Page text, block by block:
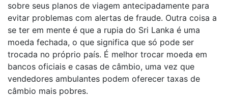
sobre seus planos de viagem antecipadamente para
evitar problemas com alertas de fraude. Outra coisa a
se ter em mente é que a rupia do Sri Lanka é uma
moeda fechada, o que significa que só pode ser
trocada no próprio país. É melhor trocar moeda em
bancos oficiais e casas de câmbio, uma vez que
vendedores ambulantes podem oferecer taxas de
câmbio mais pobres.